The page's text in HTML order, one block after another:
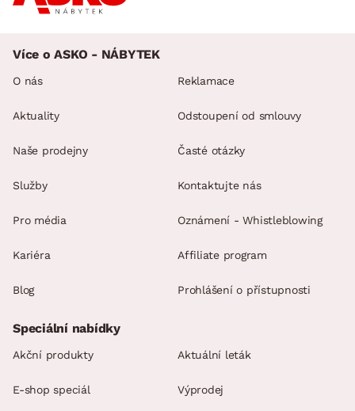
Více o ASKO - NÁBYTEK
O nás
Aktuality
Naše prodejny
Služby
Pro média
Kariéra
Blog
Reklamace
Odstoupení od smlouvy
Časté otázky
Kontaktujte nás
Oznámení - Whistleblowing
Affiliate program
Prohlášení o přístupnosti
Speciální nabídky
Akční produkty Aktuální leták
E-shop speciál Výprodej